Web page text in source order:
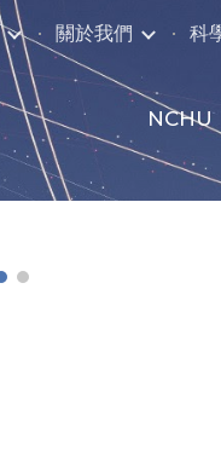
Skip to
關於我們 科
NCHU